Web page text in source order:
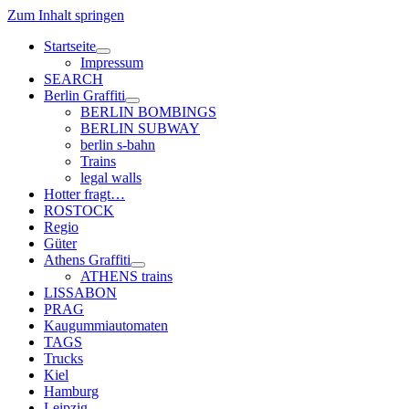
Zum Inhalt springen
Startseite
Menü
öffnen
Impressum
SEARCH
Berlin Graffiti
Menü
öffnen
BERLIN BOMBINGS
BERLIN SUBWAY
berlin s-bahn
Trains
legal walls
Hotter fragt…
ROSTOCK
Regio
Güter
Athens Graffiti
Menü
öffnen
ATHENS trains
LISSABON
PRAG
Kaugummiautomaten
TAGS
Trucks
Kiel
Hamburg